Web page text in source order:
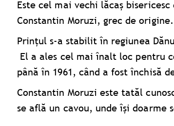
Este cel mai vechi lăcaș
Constantin Moruzi, grec de
Prințul s-a stabilit în regiunea
El a ales cel mai înalt loc pentru
până în 1961, când a fost închisă
Constantin Moruzi este tatăl
se află un cavou, unde își doarme